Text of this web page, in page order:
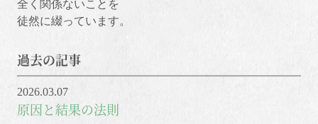
全く関係ないことを
徒然に綴っています。
過去の記事
2026.03.07
原因と結果の法則